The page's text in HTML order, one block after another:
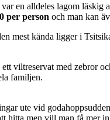
en alldeles lagom
per person och man kan
mest kända ligger i
viltreservat med zebror
familjen.
ute vid
hitta men vill man få mer